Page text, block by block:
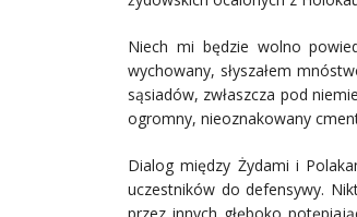
Niech mi będzie wolno
wychowany, słyszałem
sąsiadów, zwłaszcza pod
ogromny, nieoznakowany
Dialog między Żydami i
uczestników do defensywy.